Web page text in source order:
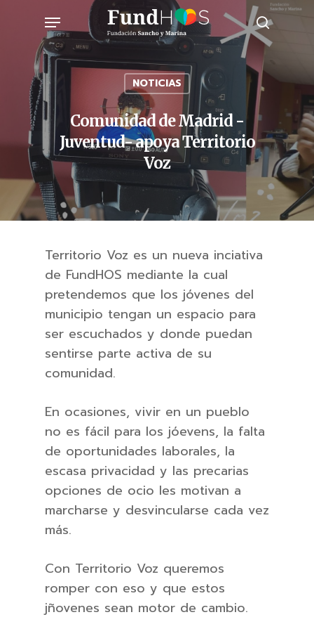
content
search
Menu
NOTICIAS
Comunidad de Madrid -
Juventud- apoya Territorio
Voz
Territorio Voz es un nueva inciativa
de FundHOS mediante la cual
pretendemos que los jóvenes del
municipio tengan un espacio para
ser escuchados y donde puedan
sentirse parte activa de su
comunidad.
En ocasiones, vivir en un pueblo
no es fácil para los jóevens, la falta
de oportunidades laborales, la
escasa privacidad y las precarias
opciones de ocio les motivan a
marcharse y desvincularse cada vez
más.
Con Territorio Voz queremos
romper con eso y que estos
jñovenes sean motor de cambio.